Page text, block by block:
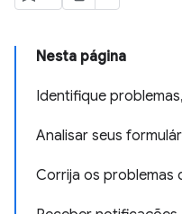
Nesta página
Identifique
Analisar seus
Corrija os problemas